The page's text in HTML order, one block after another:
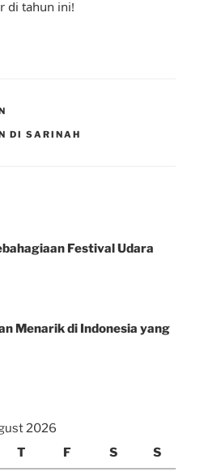
di tahun ini!
DI SARINAH
Festival Udara
Menarik di Indonesia yang
2026
T F S S